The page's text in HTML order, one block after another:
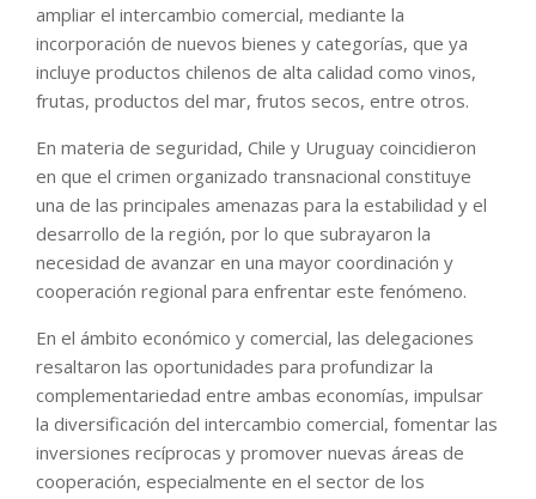
ampliar el intercambio comercial, mediante la
incorporación de nuevos bienes y categorías, que ya
incluye productos chilenos de alta calidad como vinos,
frutas, productos del mar, frutos secos, entre otros.
En materia de seguridad, Chile y Uruguay coincidieron
en que el crimen organizado transnacional constituye
una de las principales amenazas para la estabilidad y el
desarrollo de la región, por lo que subrayaron la
necesidad de avanzar en una mayor coordinación y
cooperación regional para enfrentar este fenómeno.
En el ámbito económico y comercial, las delegaciones
resaltaron las oportunidades para profundizar la
complementariedad entre ambas economías, impulsar
la diversificación del intercambio comercial, fomentar las
inversiones recíprocas y promover nuevas áreas de
cooperación, especialmente en el sector de los